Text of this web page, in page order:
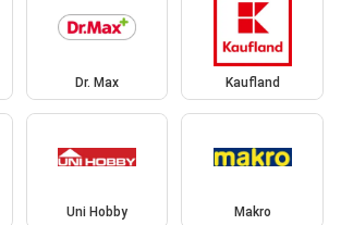
Dr. Max Kaufland
Uni Hobby Makro